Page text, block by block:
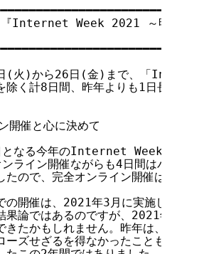
Internet Week 2021 ～明日のカ
(火)から26日(金)まで、「
除く計8日間、昨年よりも1日長い会
開催と心に決めて
となる今年のInternet Weekは、完
ライン開催ながらも4日間はパブリ
たので、完全オンライン開催は今回
の開催は、2021年3月に実施した事
果論ではあるのですが、2021年11月
きたかもしれません。昨年は、会期
ーズせざるを得なかったことも含め